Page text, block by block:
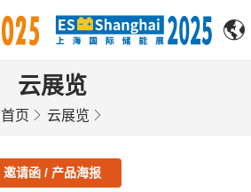
云展览
首页 云展览
邀请函 / 产品海报